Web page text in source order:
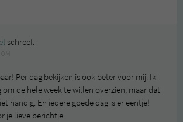
schreef:
Per dag bekijken is ook beter voor mij. Ik
om de hele week te willen overzien, maar dat
handig. En iedere goede dag is er eentje!
je lieve berichtje.